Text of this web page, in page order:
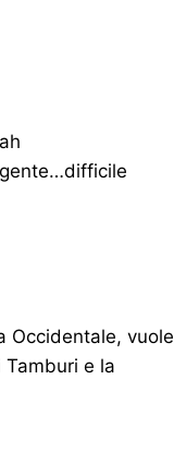
Occidentale, vuole
Tamburi e la